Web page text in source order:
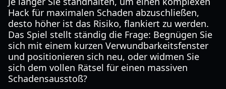
Hack für maximalen Schaden abzuschließen,
desto höher ist das Risiko, flankiert zu werden.
Das Spiel stellt ständig die Frage: Begnügen Sie
sich mit einem kurzen Verwundbarkeitsfenster
und positionieren sich neu, oder widmen Sie
sich dem vollen Rätsel für einen massiven
Schadensausstoß?